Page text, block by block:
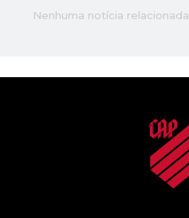
Nenhuma notícia relacionada